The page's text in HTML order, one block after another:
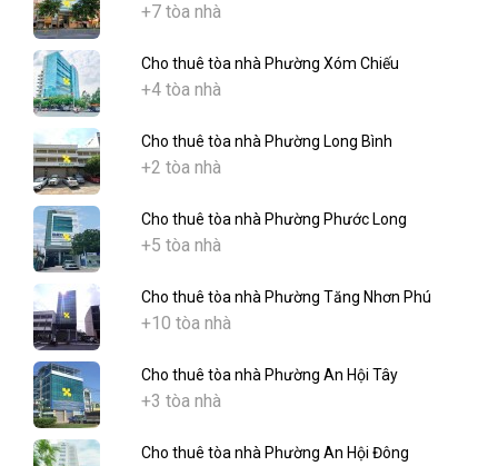
+7 tòa nhà
Cho thuê tòa nhà Phường Xóm Chiếu
+4 tòa nhà
Cho thuê tòa nhà Phường Long Bình
+2 tòa nhà
Cho thuê tòa nhà Phường Phước Long
+5 tòa nhà
Cho thuê tòa nhà Phường Tăng Nhơn Phú
+10 tòa nhà
Cho thuê tòa nhà Phường An Hội Tây
+3 tòa nhà
Cho thuê tòa nhà Phường An Hội Đông